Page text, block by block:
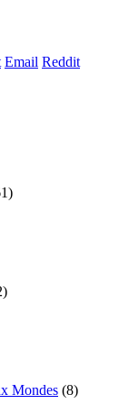
Email Reddit
Mondes (8)